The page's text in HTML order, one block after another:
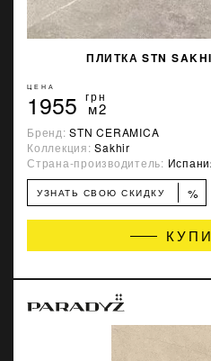
ПЛИТКА STN
ЦЕНА
1955 грн
м2
Бренд:STN CERAMICA
Коллекция:Sakhir
Страна-производитель:
УЗНАТЬ СВОЮ СКИДКУ %